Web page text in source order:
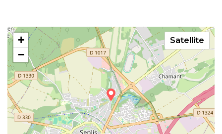
+
−
Satellite